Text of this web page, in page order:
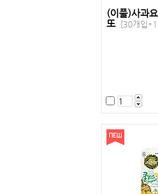
(이플)사과
또 [30개입*1